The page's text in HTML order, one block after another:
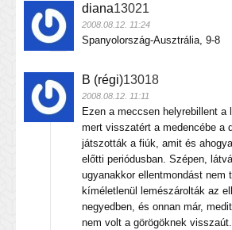
diana13021
2008.08.12. 11:24
Spanyolország-Ausztrália, 9-8
B (régi)13018
2008.08.12. 11:11
Ezen a meccsen helyrebillent a
mert visszatért a medencébe a
játszották a fiúk, amit és
előtti periódusban. Szépen,
ugyanakkor ellentmondást nem
kíméletlenül lemészárolták az
negyedben, és onnan már,
nem volt a görögöknek